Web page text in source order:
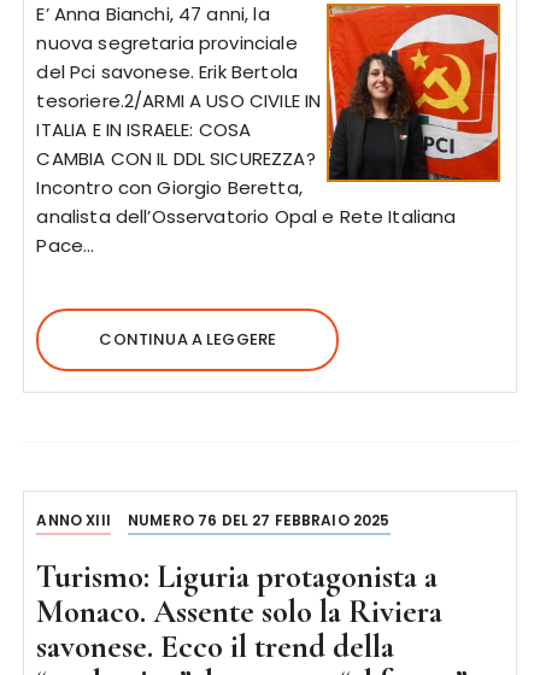
E’ Anna Bianchi, 47 anni, la
nuova segretaria provinciale
del Pci savonese. Erik Bertola
tesoriere.2/ARMI A USO CIVILE IN
ITALIA E IN ISRAELE: COSA
CAMBIA CON IL DDL SICUREZZA?
Incontro con Giorgio Beretta,
analista dell’Osservatorio Opal e Rete Italiana
Pace…
CONTINUA A LEGGERE
ANNO XIII NUMERO 76 DEL 27 FEBBRAIO 2025
Turismo: Liguria protagonista a
Monaco. Assente solo la Riviera
savonese. Ecco il trend della